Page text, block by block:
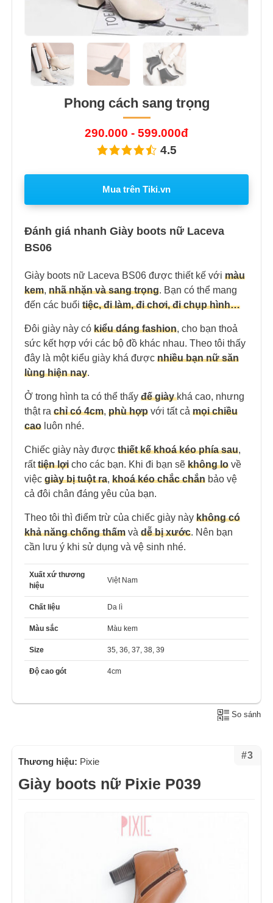
Phong cách sang trọng
290.000 - 599.000đ
4.5
Mua trên Tiki.vn
Đánh giá nhanh Giày boots nữ Laceva
BS06
Giày boots nữ Laceva BS06 được thiết kế với màu
kem, nhã nhặn và sang trọng. Bạn có thể mang
đến các buổi tiệc, đi làm, đi chơi, đi chụp hình…
Đôi giày này có kiểu dáng fashion, cho bạn thoả
sức kết hợp với các bộ đồ khác nhau. Theo tôi thấy
đây là một kiểu giày khá được nhiều bạn nữ săn
lùng hiện nay.
Ở trong hình ta có thể thấy đế giàykhá cao, nhưng
thật ra chỉ có 4cm, phù hợp với tất cả mọi chiều
cao luôn nhé.
Chiếc giày này được thiết kế khoá kéo phía sau,
rấttiện lợi cho các bạn. Khi đi bạn sẽ không lo về
việc giày bị tuột ra, khoá kéo chắc chắn bảo vệ
cả đôi chân đáng yêu của bạn.
Theo tôi thì điểm trừ của chiếc giày này không có
khả năng chống thấm và dễ bị xước. Nên bạn
cần lưu ý khi sử dụng và vệ sinh nhé.
Xuất xứ thương
hiệu
Việt Nam
Chất liệu Da lì
Màu sắc Màu kem
Size 35, 36, 37, 38, 39
Độ cao gót 4cm
So sánh
#3
Thương hiệu: Pixie
Giày boots nữ Pixie P039